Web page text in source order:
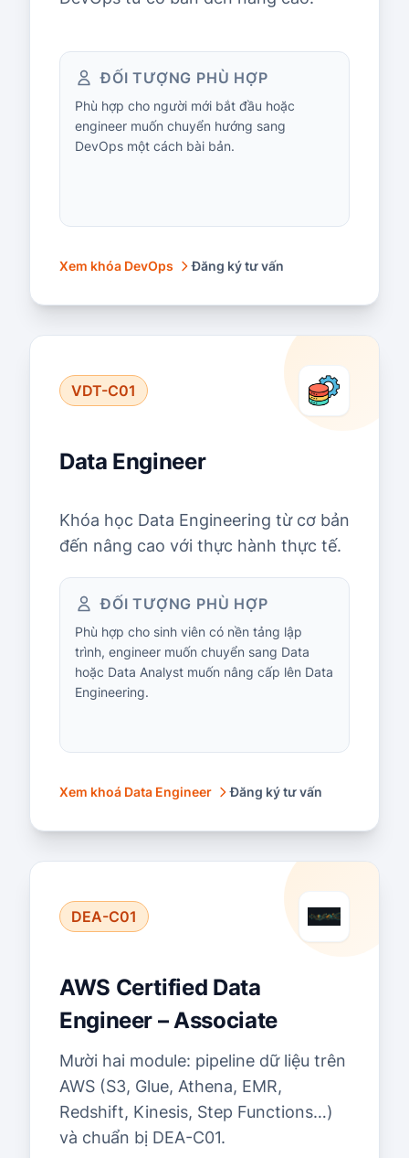
ĐỐI TƯỢNG PHÙ HỢP
Phù hợp cho người mới bắt đầu hoặc
engineer muốn chuyển hướng sang
DevOps một cách bài bản.
Xem khóa DevOps Đăng ký tư vấn
VDT-C01
Data Engineer
Khóa học Data Engineering từ cơ bản
đến nâng cao với thực hành thực tế.
ĐỐI TƯỢNG PHÙ HỢP
Phù hợp cho sinh viên có nền tảng lập
trình, engineer muốn chuyển sang Data
hoặc Data Analyst muốn nâng cấp lên Data
Engineering.
Xem khoá Data Engineer Đăng ký tư vấn
DEA-C01
AWS Certified Data
Engineer – Associate
Mười hai module: pipeline dữ liệu trên
AWS (S3, Glue, Athena, EMR,
Redshift, Kinesis, Step Functions…)
và chuẩn bị DEA-C01.